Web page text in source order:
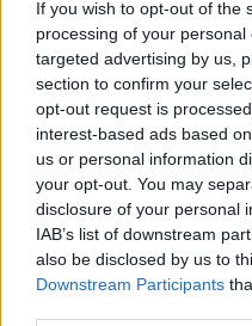
If you wish to opt-out of the
processing of your
targeted advertising by us,
section to confirm your
opt-out request is
interest-based ads based
us or personal information
your opt-out. You may
disclosure of your personal
IAB’s list of downstream
also be disclosed by us to
Downstream Participants
ΕΛΛΆΔΑ
Ανασφάλιστα ΙΧ: Από
ενστάσεις
ΑΝΑΡΤΗΘΗΚΕ ΑΠΟ ΕΛΕΑΝΑ ΖΑΜΠΑΡΑ